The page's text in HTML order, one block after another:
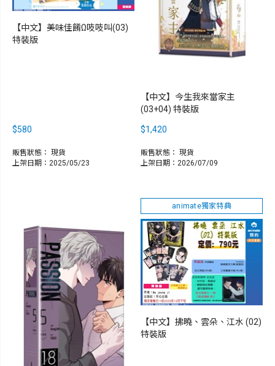
【中文】美味佳餚Ω吱吱叫(03)
特裝版
$580
販售狀態： 現貨
上架日期：2025/05/23
【中文】今生我來當家主
(03+04) 特裝版
$1,420
販售狀態： 現貨
上架日期：2026/07/09
animate獨家特典
【中文】拂曉、雲朵、江水 (02)
特裝版